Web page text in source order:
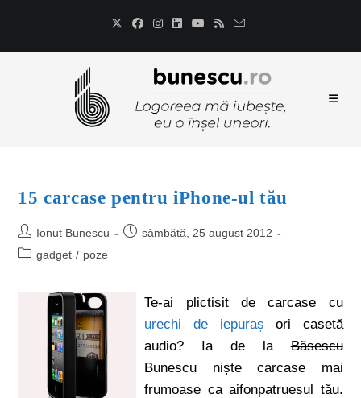
15 carcase pentru iPhone-ul tău
Ionut Bunescu
sâmbătă, 25 august 2012
gadget / poze
Te-ai plictisit de carcase cu
urechi de iepuraș ori casetă
audio? Ia de laBăsescu
Bunescu niște carcase mai
frumoase ca aifonpatruesul tău.